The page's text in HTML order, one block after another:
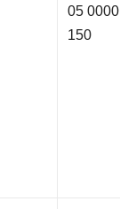
05 0000
150